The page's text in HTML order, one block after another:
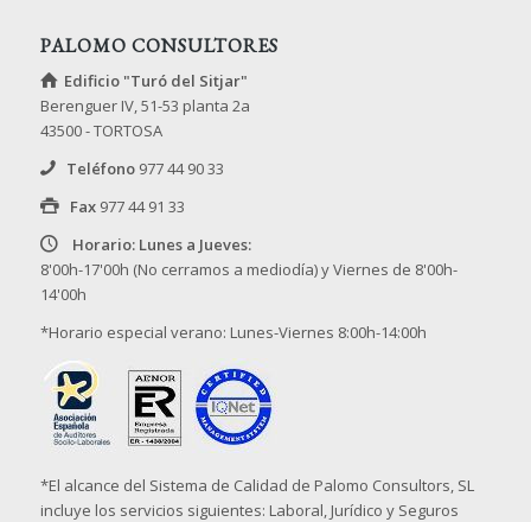
PALOMO CONSULTORES
Edificio "Turó del Sitjar"
Berenguer IV, 51-53 planta 2a
43500 - TORTOSA
Teléfono 977 44 90 33
Fax 977 44 91 33
Horario: Lunes a Jueves:
8'00h-17'00h (No cerramos a mediodía) y Viernes de 8'00h-
14'00h
*Horario especial verano: Lunes-Viernes 8:00h-14:00h
*El alcance del Sistema de Calidad de Palomo Consultors, SL
incluye los servicios siguientes: Laboral, Jurídico y Seguros